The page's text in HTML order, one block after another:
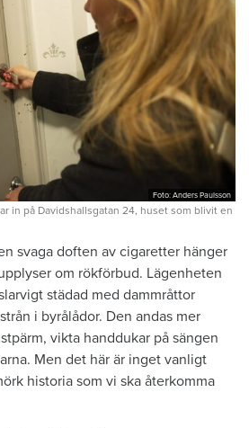
Foto: Anders Paulsson
in på Davidshallsgatan 24, huset som blivit en
svaga doften av cigaretter hänger
om rökförbud. Lägenheten
städad med dammråttor
i byrålådor. Den andas mer
vikta handdukar på sängen
Men det här är inget vanligt
historia som vi ska återkomma